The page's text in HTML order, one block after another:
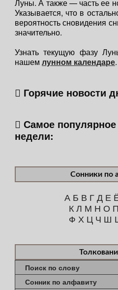
Луны. А также — часть ее
Указывается, что в
вероятность сновидения
значительно.
Узнать текущую фазу
нашем лунном календаре.
Горячие новости
Самое
недели:
Сонники по
А Б В ГД Е
К Л М Н О П
Ф Х Ц Ч Ш
Поиск по слову
Сонник по алфавиту